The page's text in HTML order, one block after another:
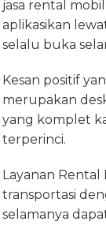
jasa rental
aplikasikan
selalu buka
Kesan positif
merupakan
yang komplet
terperinci.
Layanan
transportasi
selamanya